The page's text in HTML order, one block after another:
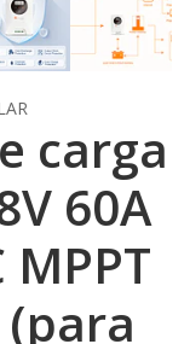
carga
60A
MPPT